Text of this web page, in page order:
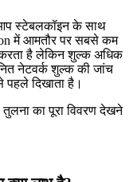
स्टेबलकॉइन के साथ
में आमतौर पर सबसे कम
है लेकिन शुल्क अधिक
नेटवर्क शुल्क की जांच
दिखाता है।
का पूरा विवरण देखने